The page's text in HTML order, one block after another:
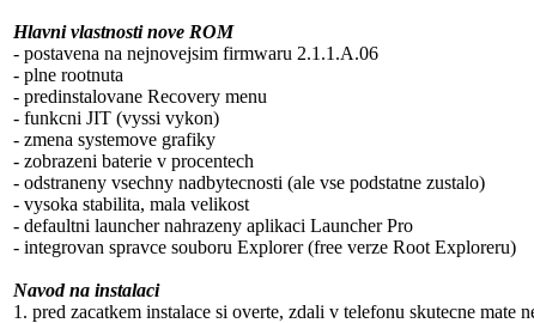
Hlavni vlastnosti nove ROM
- postavena na nejnovejsim firmwaru 2.1.1.A.06
- plne rootnuta
- predinstalovane Recovery menu
- funkcni JIT (vyssi vykon)
- zmena systemove grafiky
- zobrazeni baterie v procentech
- odstraneny vsechny nadbytecnosti (ale vse podstatne zustalo)
- vysoka stabilita, mala velikost
- defaultni launcher nahrazeny aplikaci Launcher Pro
- integrovan spravce souboru Explorer (free verze Root Exploreru)
Navod na instalaci
1. pred zacatkem instalace si overte, zdali v telefonu skutecne